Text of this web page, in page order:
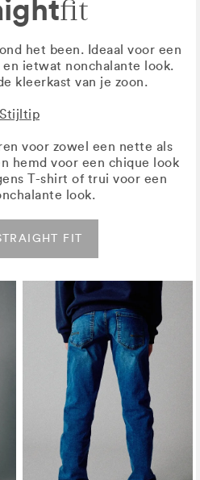
fit
het been. Ideaal voor een
en ietwat nonchalante look.
kleerkast van je zoon.
Stijltip
voor zowel een nette als
hemd voor een chique look
T-shirt of trui voor een
look.
FIT